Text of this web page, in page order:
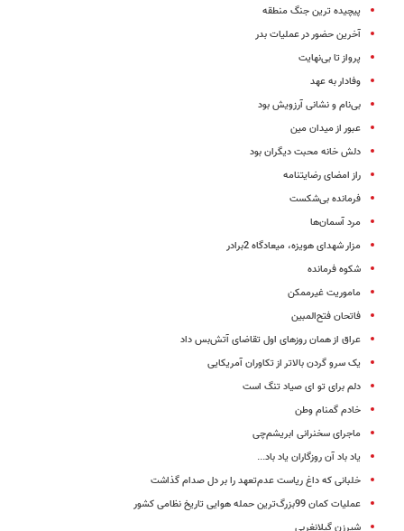
پیچیده ترین جنگ منطقه
آخرین حضور در عملیات بدر
پرواز تا بی‌نهایت
وفادار به عهد
بی‌نام و نشانی آرزویش بود
عبور از میدان مین
دلش خانه محبت دیگران بود
راز امضای رضایتنامه
فرمانده بی‌شکست
مرد آسمان‌ها
مزار شهدای هویزه، میعادگاه 2برادر
شکوه فرمانده
ماموریت غیرممکن
فاتحان فتح‌المبین
عراق از همان روزهای اول تقاضای آتش‌بس داد
یک سرو گردن بالاتر از تکاوران آمریکایی
دلم برای تو ای صیاد تنگ است
خادم گمنام وطن
ماجرای سخنرانی ابریشم‌چی
یاد باد آن روزگاران یاد باد...
خلبانی که داغ ریاست عدم‌تعهد را بر دل صدام گذاشت
عملیات کمان 99بزرگ‌ترین حمله هوایی تاریخ نظامی کشور